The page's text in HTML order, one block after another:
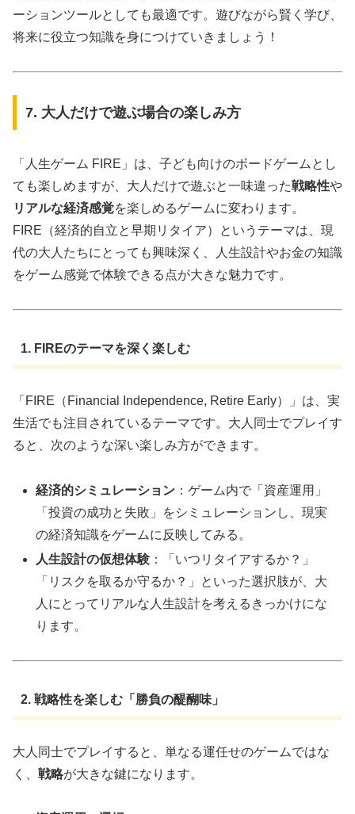
ーションツールとしても最適です。遊びながら賢く学び、
将来に役立つ知識を身につけていきましょう！
7. 大人だけで遊ぶ場合の楽しみ方
「人生ゲーム FIRE」は、子ども向けのボードゲームとし
ても楽しめますが、大人だけで遊ぶと一味違った戦略性や
リアルな経済感覚を楽しめるゲームに変わります。
FIRE（経済的自立と早期リタイア）というテーマは、現
代の大人たちにとっても興味深く、人生設計やお金の知識
をゲーム感覚で体験できる点が大きな魅力です。
1. FIREのテーマを深く楽しむ
「FIRE（Financial Independence, Retire Early）」は、実
生活でも注目されているテーマです。大人同士でプレイす
ると、次のような深い楽しみ方ができます。
経済的シミュレーション ：ゲーム内で「資産運用」
「投資の成功と失敗」をシミュレーションし、現実
の経済知識をゲームに反映してみる。
人生設計の仮想体験 ：「いつリタイアするか？」
「リスクを取るか守るか？」といった選択肢が、大
人にとってリアルな人生設計を考えるきっかけにな
ります。
2. 戦略性を楽しむ「勝負の醍醐味」
大人同士でプレイすると、単なる運任せのゲームではな
く、 戦略が大きな鍵になります。